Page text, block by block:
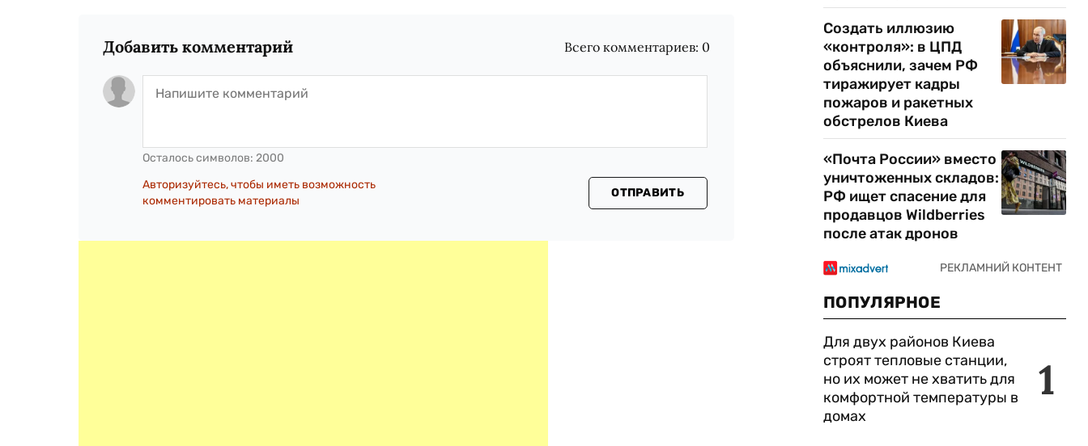
Добавить комментарий Всего комментариев: 0
Осталось символов: 2000
Авторизуйтесь, чтобы иметь возможность
комментировать материалы
ОТПРАВИТЬ
Создать иллюзию
«контроля»: в ЦПД
объяснили, зачем РФ
тиражирует кадры
пожаров и ракетных
обстрелов Киева
«Почта России» вместо
уничтоженных складов:
РФ ищет спасение для
продавцов Wildberries
после атак дронов
ПОПУЛЯРНОЕ
1
Для двух районов Киева
строят тепловые станции,
но их может не хватить для
комфортной температуры в
домах